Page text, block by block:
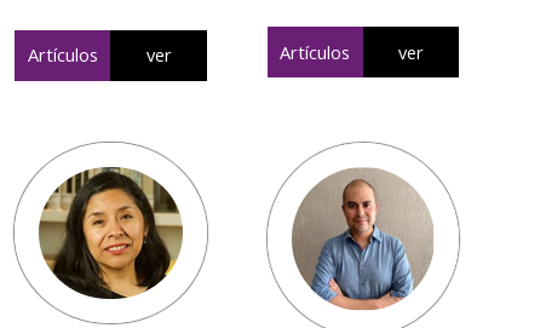
Artículos ver Artículos ver